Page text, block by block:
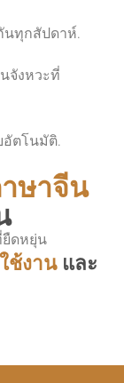
นทุกสัปดาห์.
จังหวะที่
อัตโนมัติ.
ษาจีน
ยืดหยุ่น
ช้งานและ